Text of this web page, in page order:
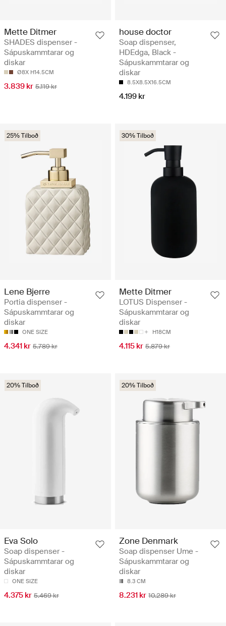
Mette Ditmer
SHADES dispenser -
Sápuskammtarar og
diskar
Ø8X H14.5CM
3.839 kr 5.119 kr
house doctor
Soap dispenser,
HDEdga, Black -
Sápuskammtarar og
diskar
8.5X8.5X16.5CM
4.199 kr
25% Tilboð
Lene Bjerre
Portia dispenser -
Sápuskammtarar og
diskar
ONE SIZE
4.341 kr 5.789 kr
30% Tilboð
Mette Ditmer
LOTUS Dispenser -
Sápuskammtarar og
diskar
H18CM
4.115 kr 5.879 kr
20% Tilboð
Eva Solo
Soap dispenser -
Sápuskammtarar og
diskar
ONE SIZE
4.375 kr 5.469 kr
20% Tilboð
Zone Denmark
Soap dispenser Ume -
Sápuskammtarar og
diskar
8.3 CM
8.231 kr 10.289 kr